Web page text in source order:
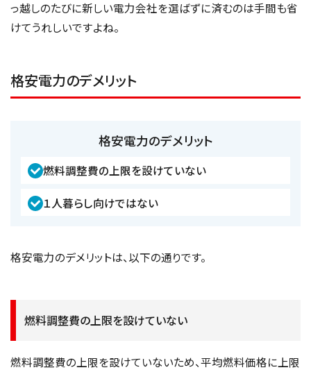
っ越しのたびに新しい電力会社を選ばずに済むのは手間も省
けてうれしいですよね。
格安電力のデメリット
格安電力のデメリット
燃料調整費の上限を設けていない
１人暮らし向けではない
格安電力のデメリットは、以下の通りです。
燃料調整費の上限を設けていない
燃料調整費の上限を設けていないため、平均燃料価格に上限